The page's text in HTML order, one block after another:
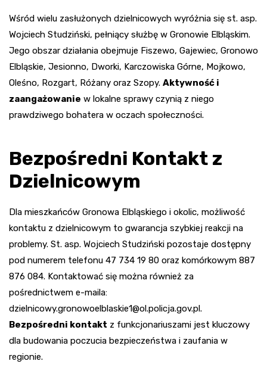
Wśród wielu zasłużonych dzielnicowych wyróżnia się st. asp.
Wojciech Studziński, pełniący służbę w Gronowie Elbląskim.
Jego obszar działania obejmuje Fiszewo, Gajewiec, Gronowo
Elbląskie, Jesionno, Dworki, Karczowiska Górne, Mojkowo,
Oleśno, Rozgart, Różany oraz Szopy. Aktywność i
zaangażowanie w lokalne sprawy czynią z niego
prawdziwego bohatera w oczach społeczności.
Bezpośredni Kontakt z
Dzielnicowym
Dla mieszkańców Gronowa Elbląskiego i okolic, możliwość
kontaktu z dzielnicowym to gwarancja szybkiej reakcji na
problemy. St. asp. Wojciech Studziński pozostaje dostępny
pod numerem telefonu 47 734 19 80 oraz komórkowym 887
876 084. Kontaktować się można również za
pośrednictwem e-maila:
dzielnicowy.gronowoelblaskie1@ol.policja.gov.pl.
Bezpośredni kontakt z funkcjonariuszami jest kluczowy
dla budowania poczucia bezpieczeństwa i zaufania w
regionie.